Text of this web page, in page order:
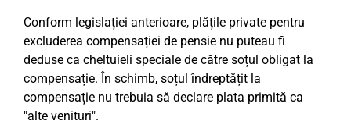
Conform legislației anterioare, plățile private pentru
excluderea compensației de pensie nu puteau fi
deduse ca cheltuieli speciale de către soțul obligat la
compensație. În schimb, soțul îndreptățit la
compensație nu trebuia să declare plata primită ca
"alte venituri".